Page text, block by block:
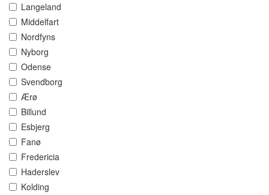
Langeland
Middelfart
Nordfyns
Nyborg
Odense
Svendborg
Ærø
Billund
Esbjerg
Fanø
Fredericia
Haderslev
Kolding